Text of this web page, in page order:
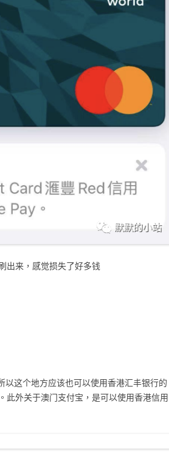
出来，感觉损失了好多钱
这个地方应该也可以使用香港汇丰银行的
此外关于澳门支付宝，是可以使用香港信用